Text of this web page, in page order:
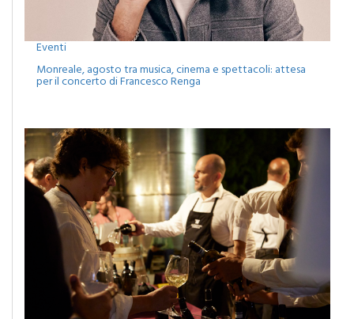
Eventi
Monreale, agosto tra musica, cinema e spettacoli: attesa
per il concerto di Francesco Renga